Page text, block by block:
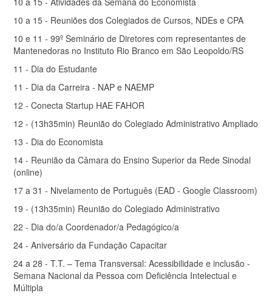
10 a 15 - Reuniões dos Colegiados de Cursos, NDEs e CPA
10 e 11 - 99º Seminário de Diretores com representantes de
Mantenedoras no Instituto Rio Branco em São Leopoldo/RS
11 - Dia do Estudante
11 - Dia da Carreira - NAP e NAEMP
12 - Conecta Startup HAE FAHOR
12 - (13h35min) Reunião do Colegiado Administrativo Ampliado
13 - Dia do Economista
14 - Reunião da Câmara do Ensino Superior da Rede Sinodal
(online)
17 a 31 - Nivelamento de Português (EAD - Google Classroom)
19 - (13h35min) Reunião do Colegiado Administrativo
22 - Dia do/a Coordenador/a Pedagógico/a
24 - Aniversário da Fundação Capacitar
24 a 28 - T.T. – Tema Transversal: Acessibilidade e inclusão -
Semana Nacional da Pessoa com Deficiência Intelectual e
Múltipla